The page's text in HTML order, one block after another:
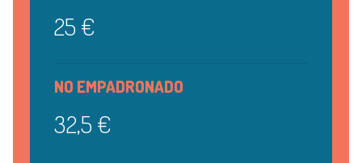
25 €
NO EMPADRONADO
32,5 €